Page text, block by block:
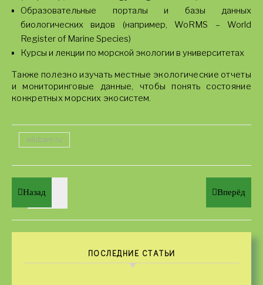
Образовательные порталы и базы данных
биологических видов (например, WoRMS – World
Register of Marine Species)
Курсы и лекции по морской экологии в университетах
Также полезно изучать местные экологические отчеты
и мониторинговые данные, чтобы понять состояние
конкретных морских экосистем.
wildcam.ru
Назад Вперёд
ПОСЛЕДНИЕ СТАТЬИ